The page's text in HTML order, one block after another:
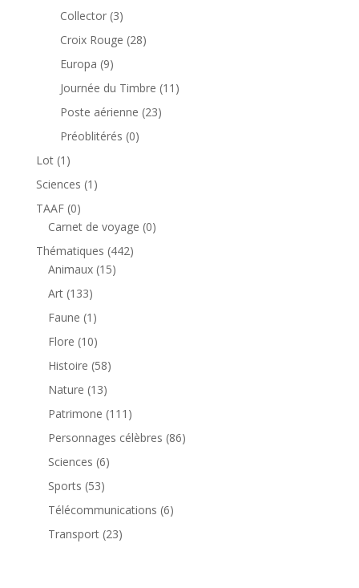
produit
Collector 33
produits
Croix Rouge 2828
Europa 99
produits
Journée du Timbre 11 11
Poste aérienne 2323
Préoblitérés 00
Lot 1 1
produit
Sciences 1 1
TAAF 00
produit
Carnet de voyage 00
Thématiques 442442
Animaux 1515
Art 133133
produits
Faune 1 1
produit
Flore 1010
produits
Histoire 5858
Nature 1313
produits
Patrimone 111 111
produits
Personnages célèbres 8686
Sciences 66
Sports 5353
produits
Télécommunications 66
Transport 2323